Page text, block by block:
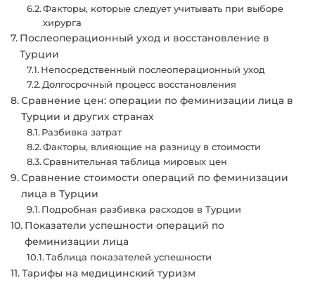
Факторы, которые следует учитывать при выборе
хирурга
Послеоперационный уход и восстановление в
Турции
Непосредственный послеоперационный уход
Долгосрочный процесс восстановления
Сравнение цен: операции по феминизации лица в
Турции и других странах
Разбивка затрат
Факторы, влияющие на разницу в стоимости
Сравнительная таблица мировых цен
Сравнение стоимости операций по феминизации
лица в Турции
Подробная разбивка расходов в Турции
Показатели успешности операций по
феминизации лица
Таблица показателей успешности
Тарифы на медицинский туризм